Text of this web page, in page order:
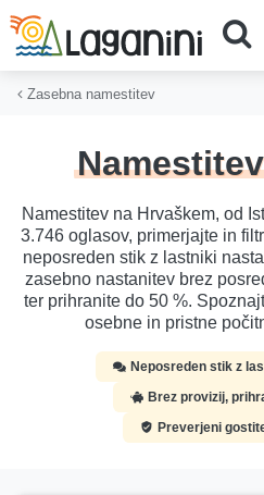
Preskoči na glavno vsebino
Zasebna namestitev
Namestitev
Namestitev na Hrvaškem, od
3.746 oglasov, primerjajte in
neposreden stik z lastniki
zasebno nastanitev brez
ter prihranite do 50 %.
osebne in pristne
Neposreden stik z
Brez provizij,
Preverjeni